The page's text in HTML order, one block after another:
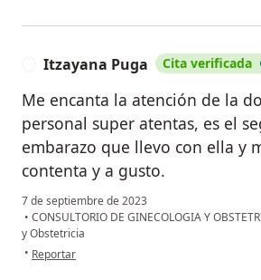
Itzayana Puga Cita verificada
Me encanta la atención de la
personal super atentas, es el
embarazo que llevo con ella y
contenta y a gusto.
7 de septiembre de 2023
• CONSULTORIO DE GINECOLOGIA Y
y Obstetricia
• en opinión del usuario Itzayana Puga
Reportar